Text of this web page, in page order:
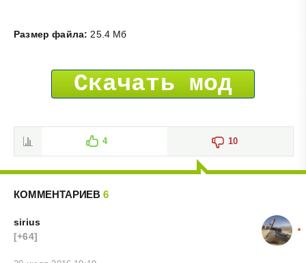
Размер файла: 25.4 Мб
Скачать мод
4 10
КОММЕНТАРИЕВ 6
sirius
[+64]